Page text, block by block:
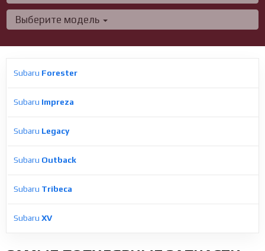
Выберите модель
Subaru Forester
Subaru Impreza
Subaru Legacy
Subaru Outback
Subaru Tribeca
Subaru XV